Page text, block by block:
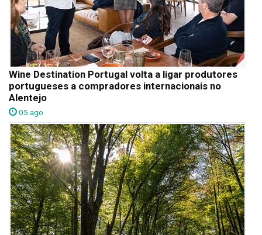
Wine Destination Portugal volta a ligar produtores
portugueses a compradores internacionais no
Alentejo
05 ago